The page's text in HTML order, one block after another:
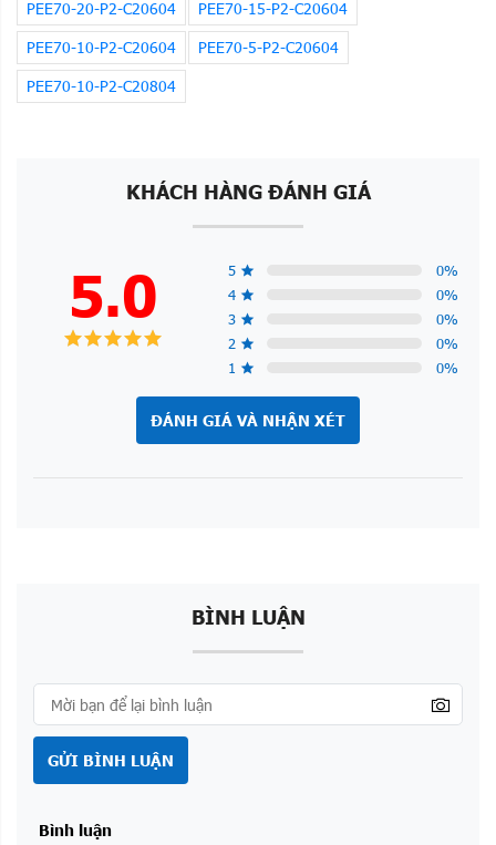
PEE70-20-P2-C20604
PEE70-15-P2-C20604
PEE70-10-P2-C20604
PEE70-5-P2-C20604
PEE70-10-P2-C20804
KHÁCH HÀNG ĐÁNH GIÁ
5.0 5 0%
4
0%
3
0%
2
0%
1
0%
ĐÁNH GIÁ VÀ NHẬN XÉT
BÌNH LUẬN
GỬI BÌNH LUẬN
Bình luận